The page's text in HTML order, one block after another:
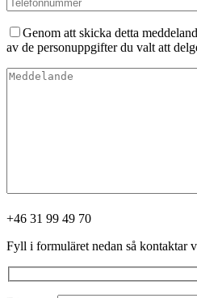
Genom att skicka detta
av de personuppgifter du valt att
+46 31 99 49 70
Fyll i formuläret nedan så kontaktar